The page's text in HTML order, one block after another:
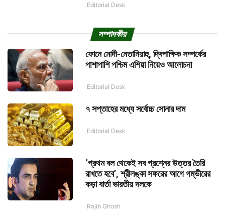
Editorial Desk
সম্পাদকীয়
ফোনে মোদী-নেতানিয়াহু, দ্বিপাক্ষিক সম্পর্কের
পাশাপাশি পশ্চিম এশিয়া নিয়েও আলোচনা
Editorial Desk
৭ সপ্তাহের মধ্যে সর্বোচ্চ সোনার দাম
Editorial Desk
‘প্রথম বল থেকেই সব প্রশ্নের উত্তর তৈরি
রাখতে হবে’, শ্রীলঙ্কা সফরের আগে গম্ভীরের
কড়া বার্তা ভারতীয় দলকে
Rajib Ghosh